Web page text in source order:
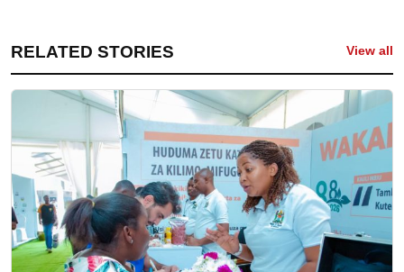
RELATED STORIES View all